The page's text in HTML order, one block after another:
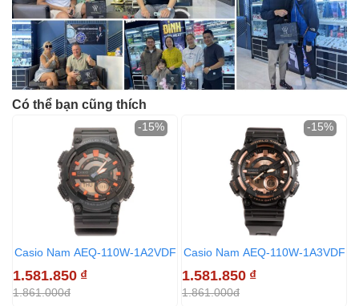
Có thể bạn cũng thích
Casio Nam AEQ-110W-1A2VDF
1.581.850 ₫
1.861.000đ
-15%
Casio Nam AEQ-110W-1A3VDF
1.581.850 ₫
1.861.000đ
-15%